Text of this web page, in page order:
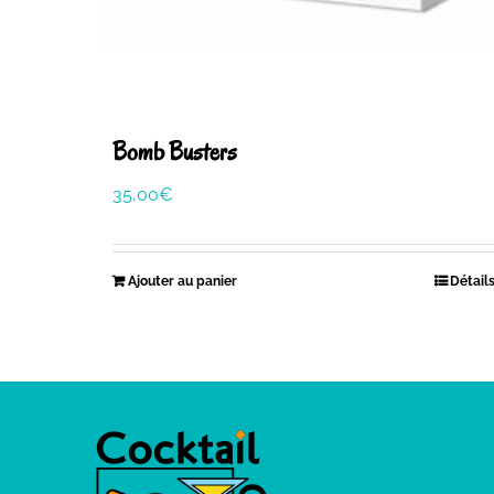
Bomb Busters
35,00€
Ajouter au panier Détails